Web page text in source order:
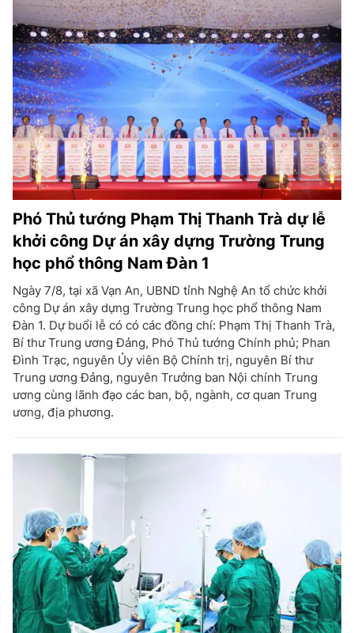
Phó Thủ tướng Phạm Thị Thanh Trà dự lễ
khởi công Dự án xây dựng Trường Trung
học phổ thông Nam Đàn 1
Ngày 7/8, tại xã Vạn An, UBND tỉnh Nghệ An tổ chức khởi
công Dự án xây dựng Trường Trung học phổ thông Nam
Đàn 1. Dự buổi lễ có có các đồng chí: Phạm Thị Thanh Trà,
Bí thư Trung ương Đảng, Phó Thủ tướng Chính phủ; Phan
Đình Trạc, nguyên Ủy viên Bộ Chính trị, nguyên Bí thư
Trung ương Đảng, nguyên Trưởng ban Nội chính Trung
ương cùng lãnh đạo các ban, bộ, ngành, cơ quan Trung
ương, địa phương.